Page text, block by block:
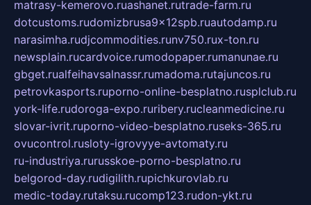
matrasy-kemerovo.ruashanet.rutrade-farm.ru
dotcustoms.rudomizbrusa9x12spb.ruautodamp.ru
narasimha.rudjcommodities.runv750.rux-ton.ru
newsplain.rucardvoice.rumodopaper.rumanunae.ru
gbget.rualfeihavsalnassr.rumadoma.rutajuncos.ru
petrovkasports.ruporno-online-besplatno.rusplclub.ru
york-life.rudoroga-expo.ruribery.rucleanmedicine.ru
slovar-ivrit.ruporno-video-besplatno.ruseks-365.ru
ovucontrol.rusloty-igrovyye-avtomaty.ru
ru-industriya.rurusskoe-porno-besplatno.ru
belgorod-day.rudigilith.rupichkurovlab.ru
medic-today.rutaksu.rucomp123.rudon-ykt.ru